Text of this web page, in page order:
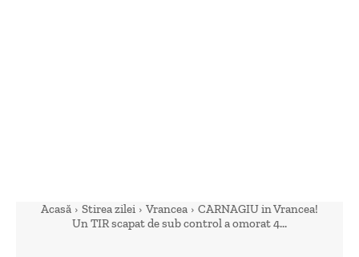
Acasă Stirea zilei Vrancea
CARNAGIU in Vrancea!
Un TIR scapat de sub control a omorat 4...